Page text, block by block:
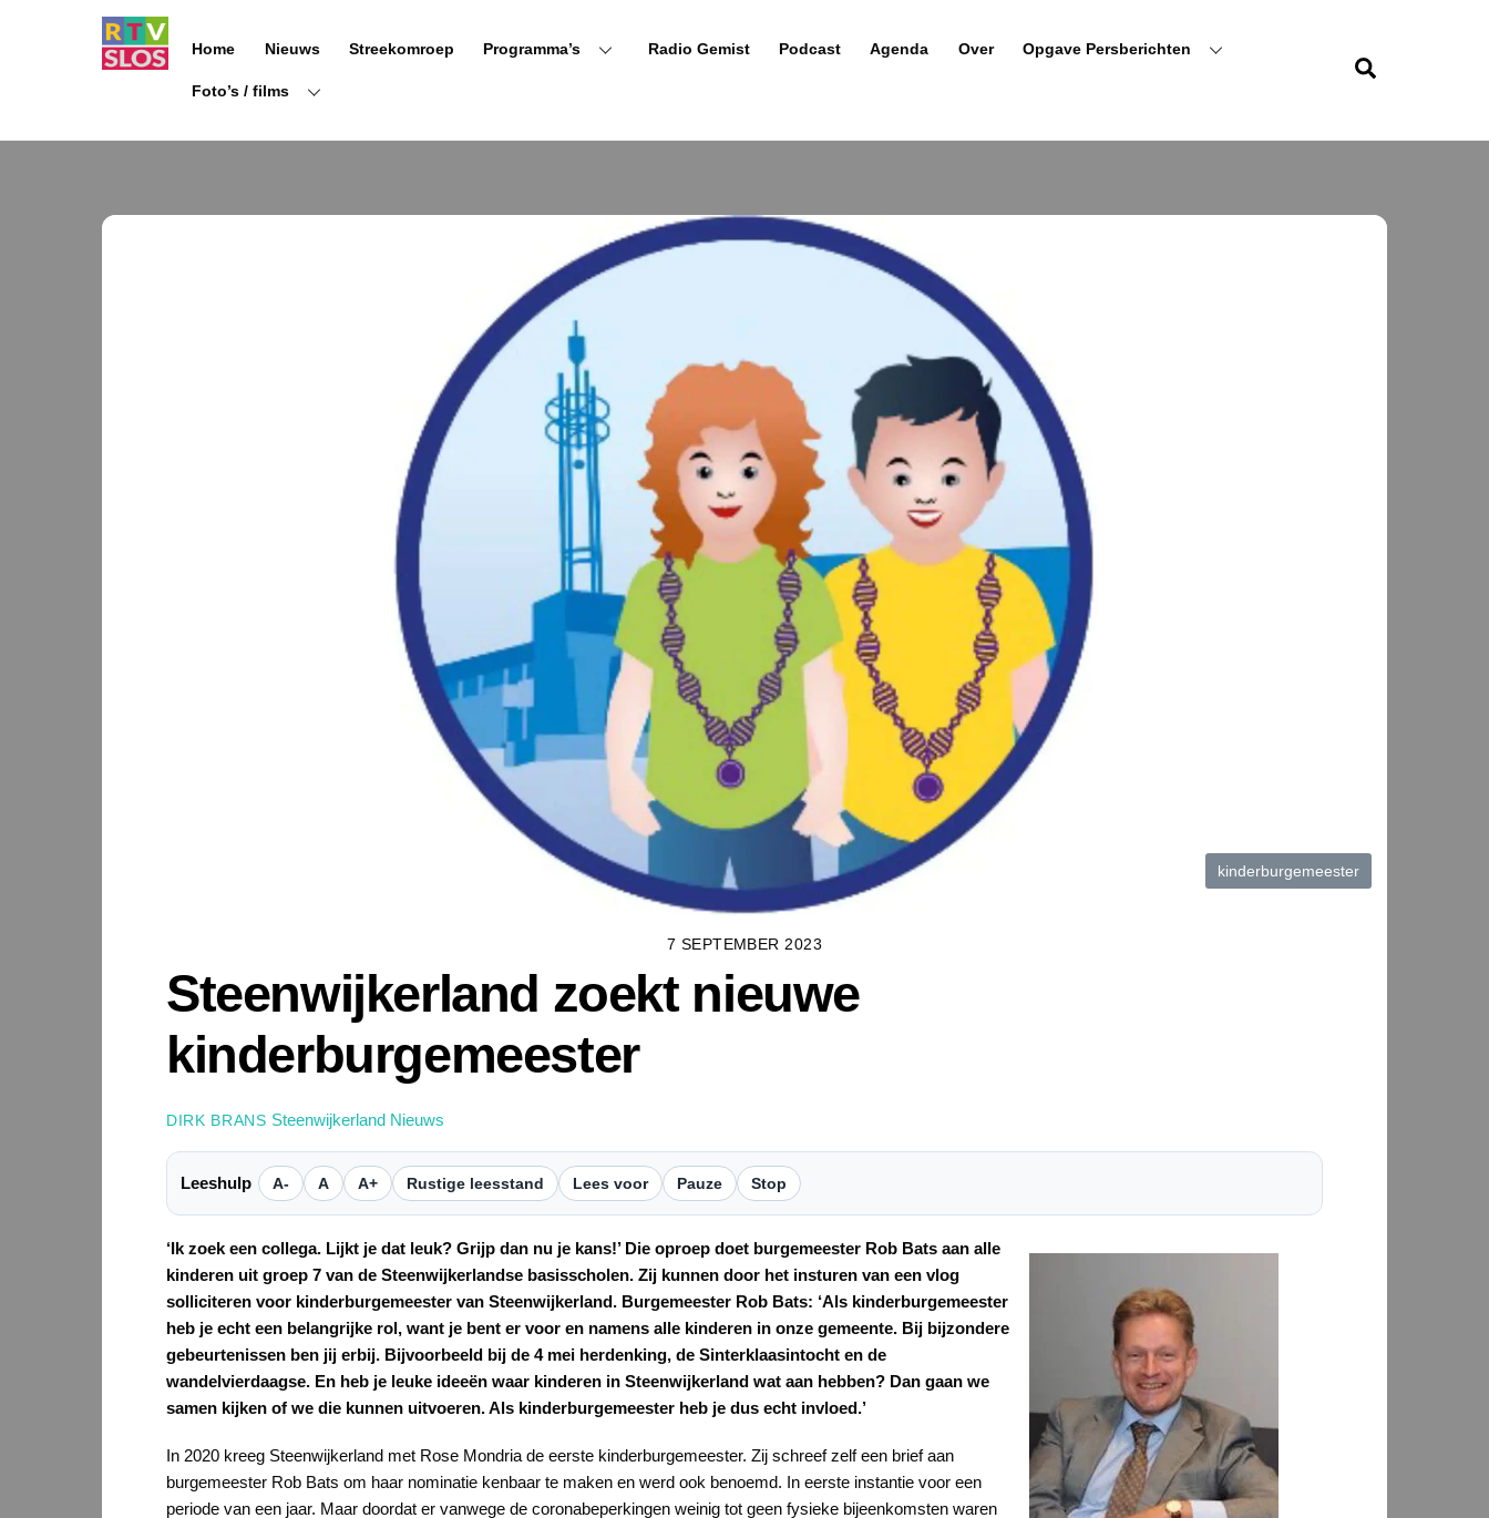
Home Nieuws Streekomroep Programma’s Radio Gemist Podcast Agenda Over Opgave Persberichten
Foto’s / films
kinderburgemeester
7 SEPTEMBER 2023
Steenwijkerland zoekt nieuwe
kinderburgemeester
DIRK BRANS Steenwijkerland Nieuws
Leeshulp A- A A+ Rustige leesstand Lees voor Pauze Stop
‘Ik zoek een collega. Lijkt je dat leuk? Grijp dan nu je kans!’ Die oproep doet burgemeester Rob Bats aan alle
kinderen uit groep 7 van de Steenwijkerlandse basisscholen. Zij kunnen door het insturen van een vlog
solliciteren voor kinderburgemeester van Steenwijkerland. Burgemeester Rob Bats: ‘Als kinderburgemeester
heb je echt een belangrijke rol, want je bent er voor en namens alle kinderen in onze gemeente. Bij bijzondere
gebeurtenissen ben jij erbij. Bijvoorbeeld bij de 4 mei herdenking, de Sinterklaasintocht en de
wandelvierdaagse. En heb je leuke ideeën waar kinderen in Steenwijkerland wat aan hebben? Dan gaan we
samen kijken of we die kunnen uitvoeren. Als kinderburgemeester heb je dus echt invloed.’
In 2020 kreeg Steenwijkerland met Rose Mondria de eerste kinderburgemeester. Zij schreef zelf een brief aan
burgemeester Rob Bats om haar nominatie kenbaar te maken en werd ook benoemd. In eerste instantie voor een
periode van een jaar. Maar doordat er vanwege de coronabeperkingen weinig tot geen fysieke bijeenkomsten waren